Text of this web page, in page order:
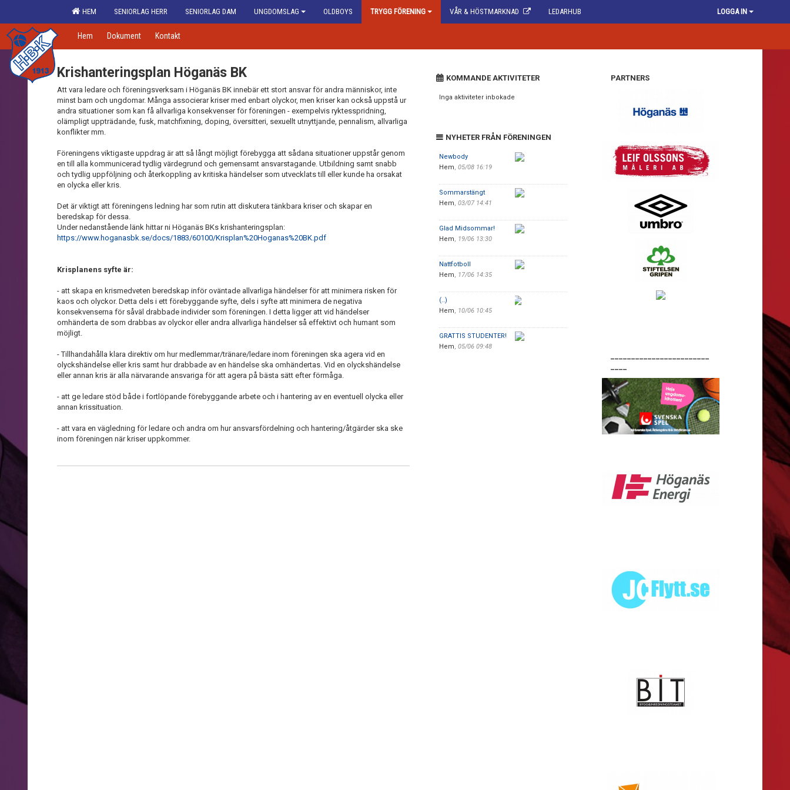
HEM SENIORLAG HERR SENIORLAG DAM UNGDOMSLAG OLDBOYS TRYGG FÖRENING VÅR & HÖSTMARKNAD LEDARHUB LOGGA IN
Hem Dokument Kontakt
Krishanteringsplan Höganäs BK
Att vara ledare och föreningsverksam i Höganäs BK innebär ett stort ansvar för andra människor, inte
minst barn och ungdomar. Många associerar kriser med enbart olyckor, men kriser kan också uppstå ur
andra situationer som kan få allvarliga konsekvenser för föreningen - exempelvis ryktesspridning,
olämpligt uppträdande, fusk, matchfixning, doping, översitteri, sexuellt utnyttjande, pennalism, allvarliga
konflikter mm.
Föreningens viktigaste uppdrag är att så långt möjligt förebygga att sådana situationer uppstår genom
en till alla kommunicerad tydlig värdegrund och gemensamt ansvarstagande. Utbildning samt snabb
och tydlig uppföljning och återkoppling av kritiska händelser som utvecklats till eller kunde ha orsakat
en olycka eller kris.
Det är viktigt att föreningens ledning har som rutin att diskutera tänkbara kriser och skapar en
beredskap för dessa.
Under nedanstående länk hittar ni Höganäs BKs krishanteringsplan:
https://www.hoganasbk.se/docs/1883/60100/Krisplan%20Hoganas%20BK.pdf
Krisplanens syfte är:
- att skapa en krismedveten beredskap inför oväntade allvarliga händelser för att minimera risken för
kaos och olyckor. Detta dels i ett förebyggande syfte, dels i syfte att minimera de negativa
konsekvenserna för såväl drabbade individer som föreningen. I detta ligger att vid händelser
omhänderta de som drabbas av olyckor eller andra allvarliga händelser så effektivt och humant som
möjligt.
- Tillhandahålla klara direktiv om hur medlemmar/tränare/ledare inom föreningen ska agera vid en
olyckshändelse eller kris samt hur drabbade av en händelse ska omhändertas. Vid en olyckshändelse
eller annan kris är alla närvarande ansvariga för att agera på bästa sätt efter förmåga.
- att ge ledare stöd både i fortlöpande förebyggande arbete och i hantering av en eventuell olycka eller
annan krissituation.
- att vara en vägledning för ledare och andra om hur ansvarsfördelning och hantering/åtgärder ska ske
inom föreningen när kriser uppkommer.
KOMMANDE AKTIVITETER
Inga aktiviteter inbokade
NYHETER FRÅN FÖRENINGEN
Newbody
Hem, 05/08 16:19
Sommarstängt
Hem, 03/07 14:41
Glad Midsommar!
Hem, 19/06 13:30
Nattfotboll
Hem, 17/06 14:35
(..)
Hem, 10/06 10:45
GRATTIS STUDENTER!
Hem, 05/06 09:48
PARTNERS
________________________
____